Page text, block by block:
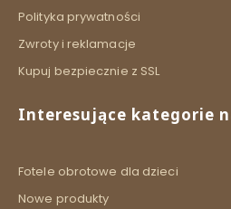
Polityka prywatności
Zwroty i reklamacje
Kupuj bezpiecznie z SSL
Interesujące kategorie
Fotele obrotowe dla dzieci
Nowe produkty